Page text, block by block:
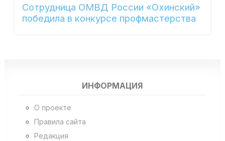
Сотрудница ОМВД России «Охинский»
победила в конкурсе профмастерства
ИНФОРМАЦИЯ
О проекте
Правила сайта
Редакция